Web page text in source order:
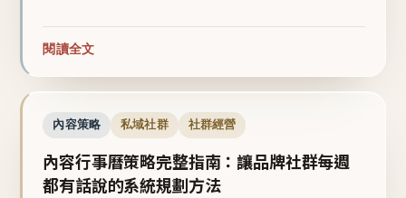
閱讀全文
內容策略 私域社群 社群經營
內容行事曆策略完整指南：讓品牌社群每週
都有話說的系統規劃方法